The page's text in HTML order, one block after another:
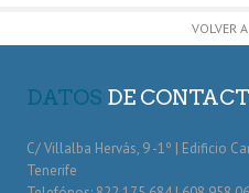
VOLVER
DATOS DE
C/ Villalba Hervás, 9 -1º | Edificio
Tenerife